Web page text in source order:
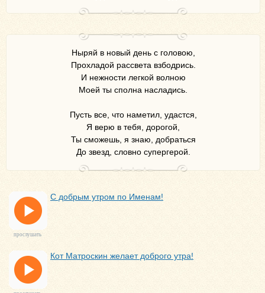
Ныряй в новый день с головою,
Прохладой рассвета взбодрись.
И нежности легкой волною
Моей ты сполна насладись.
Пусть все, что наметил, удастся,
Я верю в тебя, дорогой,
Ты сможешь, я знаю, добраться
До звезд, словно супергерой.
С добрым утром по Именам!
прослушать
Кот Матроскин желает доброго утра!